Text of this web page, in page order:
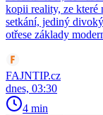
kopii reality, ze které
setkání, jediný
otřese základy
FAJNTIP.cz
dnes, 03:30
4 min